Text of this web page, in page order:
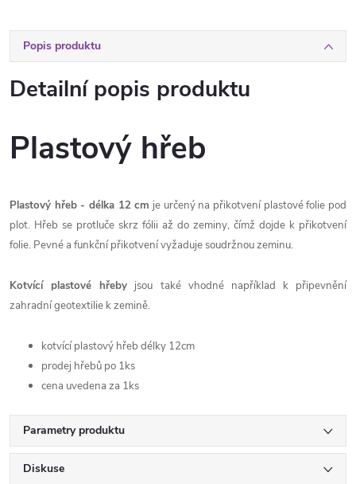
Popis produktu
Detailní popis produktu
Plastový hřeb
Plastový hřeb - délka 12 cm je určený na přikotvení plastové folie pod
plot. Hřeb se protluče skrz fólii až do zeminy, čímž dojde k přikotvení
folie. Pevné a funkční přikotvení vyžaduje soudržnou zeminu.
Kotvící plastové hřeby jsou také vhodné například k připevnění
zahradní geotextilie k zemině.
kotvící plastový hřeb délky 12cm
prodej hřebů po 1ks
cena uvedena za 1ks
Parametry produktu
Diskuse